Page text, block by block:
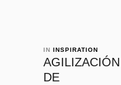
IN INSPIRATION
AGILIZACIÓN
DE